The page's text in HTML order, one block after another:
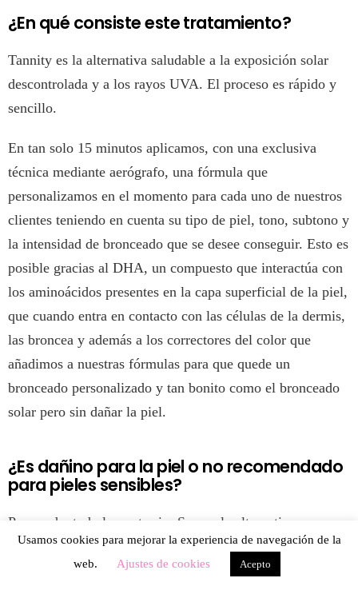
¿En qué consiste este tratamiento?
Tannity es la alternativa saludable a la exposición solar
descontrolada y a los rayos UVA. El proceso es rápido y
sencillo.
En tan solo 15 minutos aplicamos, con una exclusiva
técnica mediante aerógrafo, una fórmula que
personalizamos en el momento para cada uno de nuestros
clientes teniendo en cuenta su tipo de piel, tono, subtono y
la intensidad de bronceado que se desee conseguir. Esto es
posible gracias al DHA, un compuesto que interactúa con
los aminoácidos presentes en la capa superficial de la piel,
que cuando entra en contacto con las células de la dermis,
las broncea y además a los correctores del color que
añadimos a nuestras fórmulas para que quede un
bronceado personalizado y tan bonito como el bronceado
solar pero sin dañar la piel.
¿Es dañino para la piel o no recomendado
para pieles sensibles?
Para nada, todo lo contrario. Somos la alternativa
saludable y por eso nos han consolidado ya en varias
ocasiones como la nueva generación del bronceado.
Usamos cookies para mejorar la experiencia de navegación de la
web.
Ajustes de cookies Acepto